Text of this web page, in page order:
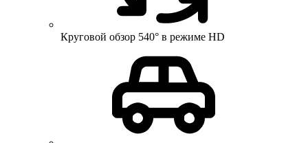
Круговой обзор 540° в режиме HD